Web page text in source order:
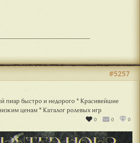
пиар быстро и недорого * Красивейшие
ценам * Каталог ролевых игр
0 0 0
#5257